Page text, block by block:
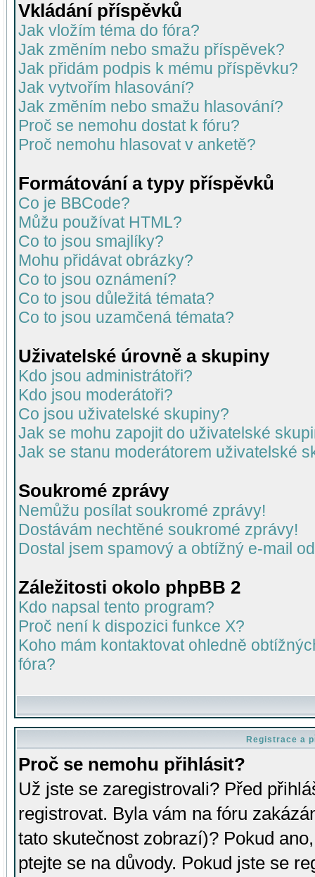
Vkládání příspěvků
Jak vložím téma do fóra?
Jak změním nebo smažu příspěvek?
Jak přidám podpis k mému příspěvku?
Jak vytvořím hlasování?
Jak změním nebo smažu hlasování?
Proč se nemohu dostat k fóru?
Proč nemohu hlasovat v anketě?
Formátování a typy příspěvků
Co je BBCode?
Můžu používat HTML?
Co to jsou smajlíky?
Mohu přidávat obrázky?
Co to jsou oznámení?
Co to jsou důležitá témata?
Co to jsou uzamčená témata?
Uživatelské úrovně a skupiny
Kdo jsou administrátoři?
Kdo jsou moderátoři?
Co jsou uživatelské skupiny?
Jak se mohu zapojit do uživatelské
Jak se stanu moderátorem uživatelské
Soukromé zprávy
Nemůžu posílat soukromé zprávy!
Dostávám nechtěné soukromé zprávy!
Dostal jsem spamový a obtížný e-mail
Záležitosti okolo phpBB 2
Kdo napsal tento program?
Proč není k dispozici funkce X?
Koho mám kontaktovat ohledně
fóra?
Registrace a
Proč se nemohu přihlásit?
Už jste se zaregistrovali? Před
registrovat. Byla vám na fóru
tato skutečnost zobrazí)? Pokud
ptejte se na důvody. Pokud jste se